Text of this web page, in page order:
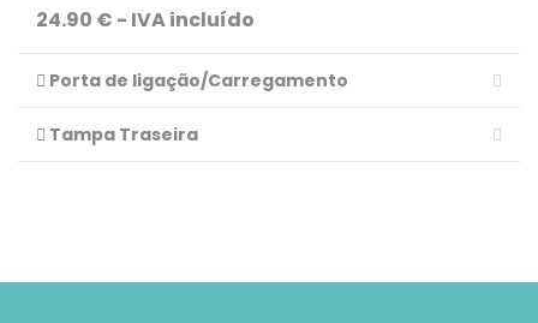
24.90 € - IVA incluído
Porta de ligação/Carregamento
Tampa Traseira